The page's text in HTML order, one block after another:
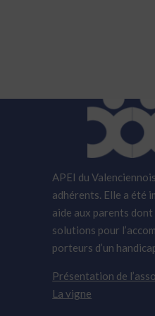
APEI du
adhérents. Elle a été
aide aux parents
solutions pour
porteurs d’un
Présentation de
La vigne